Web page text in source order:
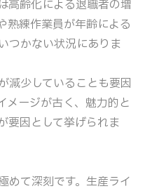
高齢化による退職者の増
熟練作業員が年齢による
つかない状況にありま
減少していることも要因
メージが古く、魅力的と
要因として挙げられま
めて深刻です。生産ライ